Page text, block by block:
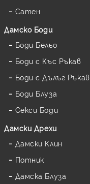
Сатен
Дамскo Боди
Боди Бельо
Боди с Къс Ръкав
Боди с Дълъг Ръкав
Боди Блуза
Секси Боди
Дамски Дрехи
Дамски Клин
Потник
Дамска Блуза